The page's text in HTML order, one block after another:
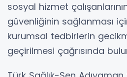
sosyal hizmet
güvenliğinin sağlanması
kurumsal tedbirlerin
geçirilmesi çağrısında